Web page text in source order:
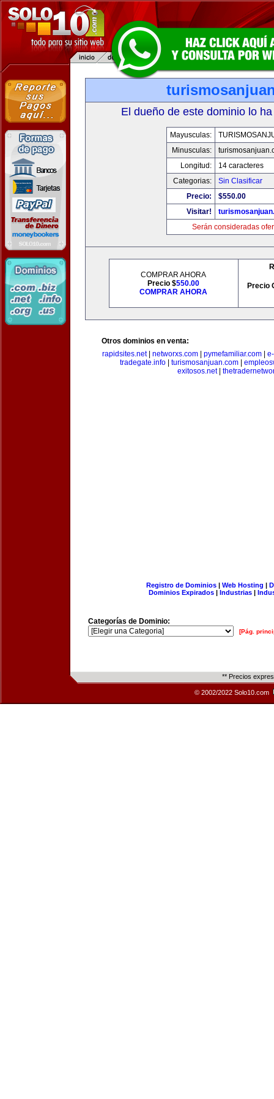
El dueño de este dominio lo
Mayusculas:
Minusculas:
Longitud:
14 caracteres
Categorias:
Sin Clasificar
Precio:
$550.00
Visitar!
Serán consideradas
COMPRAR AHORA
Precio $550.00
COMPRAR AHORA
Precio
Otros dominios en venta:
rapidsites.net| networxs.com| pymefamiliar.com|
tradegate.info| turismosanjuan.com|
exitosos.net|
Registro de Dominios| Web Hosting |
Dominios Expirados | Industrias |
Categorías de Dominio:
[Pág.
** Precios
© 2002/2022 Solo10.com